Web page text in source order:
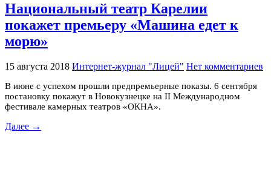
Национальный театр Карелии
покажет премьеру «Машина едет к
морю»
15 августа 2018 Интернет-журнал "Лицей" Нет комментариев
В июне с успехом прошли предпремьерные показы. 6 сентября
постановку покажут в Новокузнецке на II Международном
фестивале камерных театров «ОКНА».
Далее →